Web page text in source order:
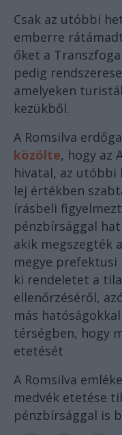
Csak az utóbbi
emberre
őket a
pedig
amelyeken
kezükből.
A Romsilva
közölte, hogy az
hivatal, az utóbbi
lej értékben
írásbeli
pénzbírsággal
akik megszegték
megye prefektusi
ki rendeletet a
ellenőrzéséről,
más
térségben, hogy
etetését
A Romsilva
medvék etetése
pénzbírsággal is